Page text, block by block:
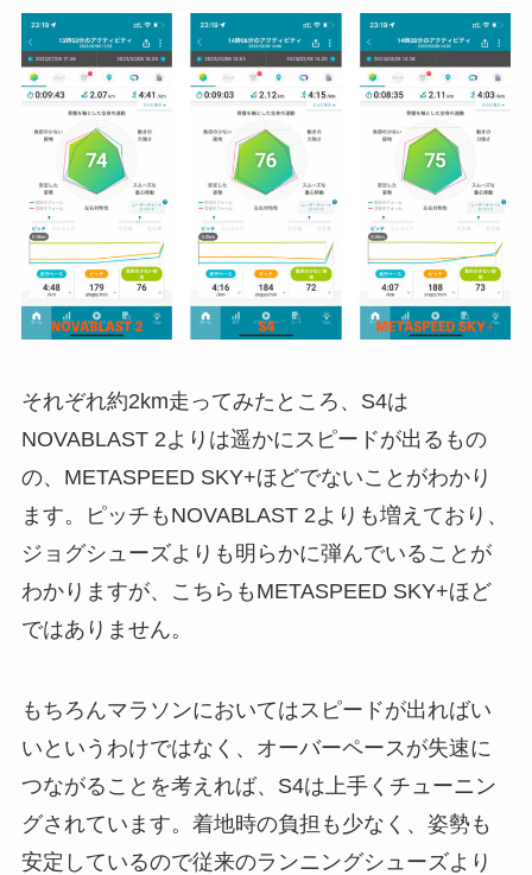
それぞれ約2km走ってみたところ、S4は
NOVABLAST 2よりは遥かにスピードが出るもの
の、METASPEED SKY+ほどでないことがわかり
ます。ピッチもNOVABLAST 2よりも増えており、
ジョグシューズよりも明らかに弾んでいることが
わかりますが、こちらもMETASPEED SKY+ほど
ではありません。
もちろんマラソンにおいてはスピードが出ればい
いというわけではなく、オーバーペースが失速に
つながることを考えれば、S4は上手くチューニン
グされています。着地時の負担も少なく、姿勢も
安定しているので従来のランニングシューズより